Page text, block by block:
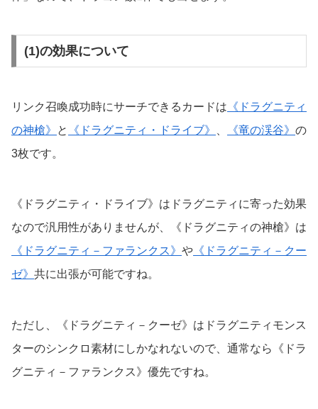
(1)の効果について
リンク召喚成功時にサーチできるカードは 《ドラグニティ
の神槍》
と 《ドラグニティ・ドライブ》 《竜の渓谷》 の
3枚です。
《ドラグニティ・ドライブ》はドラグニティに寄った効果
なので汎用性がありませんが、《ドラグニティの神槍》は
《ドラグニティ－ファランクス》 や 《ドラグニティ－クー
ゼ》 共に出張が可能ですね。
ただし、《ドラグニティ－クーゼ》はドラグニティモンス
ターのシンクロ素材にしかなれないので、通常なら《ドラ
グニティ－ファランクス》優先ですね。